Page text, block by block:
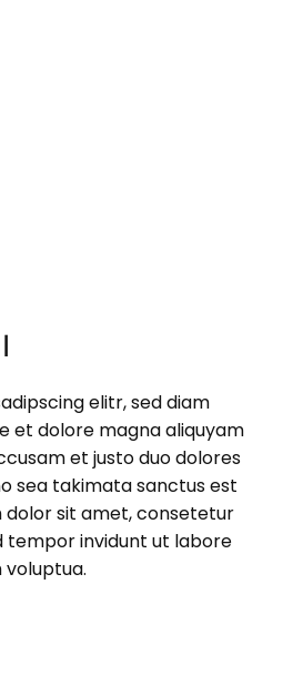
elitr, sed diam
et dolore magna aliquyam
et justo duo dolores
sea takimata sanctus est
dolor sit amet, consetetur
tempor invidunt ut labore